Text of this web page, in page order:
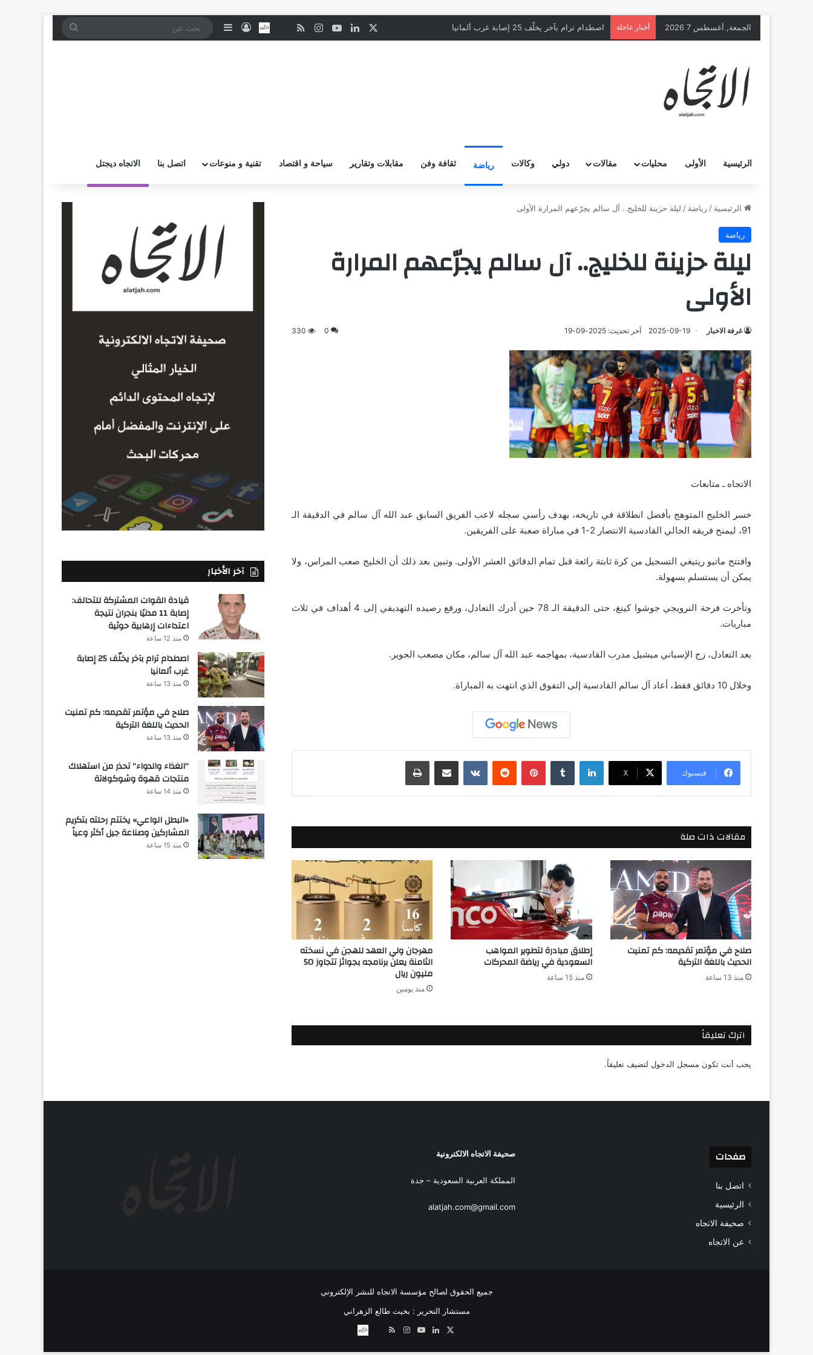
الجمعة, أغسطس 7 2026 أخبار عاجلة اصطدام ترام بآخر يخلّف 25 إصابة غرب ألمانيا لينكدإن‫YouTube
انستقرامملخص الموقع RSS
نبض اتصل بــنـا
تسجيل الدخول
إضافة عمود جانبي
بحث
الرئيسية الأولى محليات مقالات دولي وكالات رياضة ثقافة وفن مقابلات وتقارير سياحة و اقتصاد تقنية و منوعات اتصل بنا الاتجاه ديجتل
الرئيسية / رياضة / ليلة حزينة للخليج.. آل سالم يجرّعهم المرارة الأولى
رياضة
ليلة حزينة للخليج.. آل سالم يجرّعهم المرارة
الأولى
غرفة الاخبار 2025-09-19 آخر تحديث: 2025-09-19 0
330
الاتجاه ـ متابعات
خسر الخليج المتوهج بأفضل انطلاقة في تاريخه، بهدف رأسي سجله لاعب الفريق السابق عبد الله آل سالم في الدقيقة الـ
91، ليمنح فريقه الحالي القادسية الانتصار 2-1 في مباراة صعبة على الفريقين.
وافتتح ماتيو ريتيغي التسجيل من كرة ثابتة رائعة قبل تمام الدقائق العشر الأولى. وتبين بعد ذلك أن الخليج صعب المراس، ولا
يمكن أن يستسلم بسهولة.
وتأخرت فرحة النرويجي جوشوا كينغ، حتى الدقيقة الـ 78 حين أدرك التعادل، ورفع رصيده التهديفي إلى 4 أهداف في ثلاث
مباريات.
بعد التعادل، زج الإسباني ميشيل مدرب القادسية، بمهاجمه عبد الله آل سالم، مكان مصعب الجوير.
وخلال 10 دقائق فقط، أعاد آل سالم القادسية إلى التفوق الذي انتهت به المباراة.
فيسبوك ‫X
لينكدإن بينتيريست مشاركة عبر البريد طباعة
مقالات ذات صلة
صلاح في مؤتمر تقديمه: كم تمنيت
الحديث باللغة التركية
منذ 13 ساعة
إطلاق مبادرة لتطوير المواهب
السعودية في رياضة المحركات
منذ 15 ساعة
مهرجان ولي العهد للهجن في نسخته
الثامنة يعلن برنامجه بجوائز تتجاوز 50
مليون ريال
منذ يومين
اترك تعليقاً
يجب أنت تكون مسجل الدخول لتضيف تعليقاً.
آخر الأخبار
قيادة القوات المشتركة للتحالف:
إصابة 11 مدنيًا بنجران نتيجة
اعتداءات إرهابية حوثية
منذ 12 ساعة
اصطدام ترام بآخر يخلّف 25 إصابة
غرب ألمانيا
منذ 13 ساعة
صلاح في مؤتمر تقديمه: كم تمنيت
الحديث باللغة التركية
منذ 13 ساعة
“الغذاء والدواء” تحذر من استهلاك
منتجات قهوة وشوكولاتة
منذ 14 ساعة
«البطل الواعي» يختتم رحلته بتكريم
المشاركين وصناعة جيل أكثر وعياً
منذ 15 ساعة
صفحات
اتصل بنا
الرئيسية
صحيفة الاتجاه
عن الاتجاه
صحيفة الاتجاه الالكترونية
المملكة العربية السعودية – جدة
alatjah.com@gmail.com
جميع الحقوق لصالح مؤسسة الاتجاه للنشر الإلكتروني
مستشار التحرير : بخيت طالع الزهراني
لينكدإن‫YouTube
انستقرام
ملخص
نبض